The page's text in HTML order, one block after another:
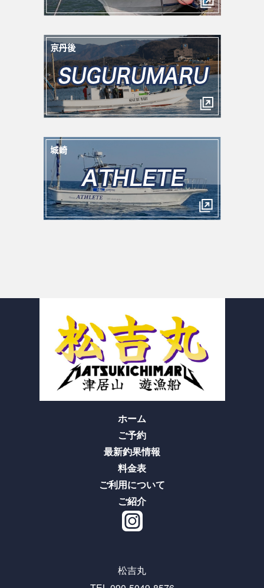
ホーム
ご予約
最新釣果情報
料金表
ご利用について
ご紹介
松吉丸